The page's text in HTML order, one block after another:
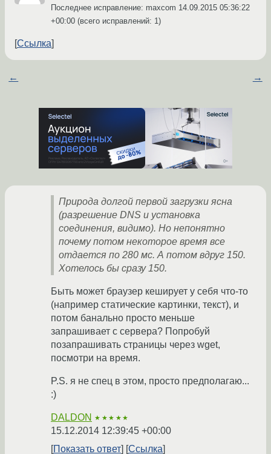
Последнее исправление: maxcom 14.09.2015 05:36:22
+00:00 (всего исправлений: 1)
Ссылка
← →
Природа долгой первой загрузки ясна
(разрешение DNS и установка
соединения, видимо). Но непонятно
почему потом некоторое время все
отдается по 280 мс. А потом вдруг 150.
Хотелось бы сразу 150.
Быть может браузер кеширует у себя что-то
(например статические картинки, текст), и
потом банально просто меньше
запрашивает с сервера? Попробуй
позапрашивать страницы через wget,
посмотри на время.
P.S. я не спец в этом, просто предполагаю...
:)
DALDON ★★★★★
15.12.2014 12:39:45 +00:00
Показать ответ
Ссылка